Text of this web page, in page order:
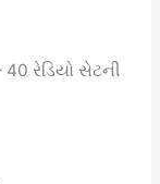
રેડિયો સેટની